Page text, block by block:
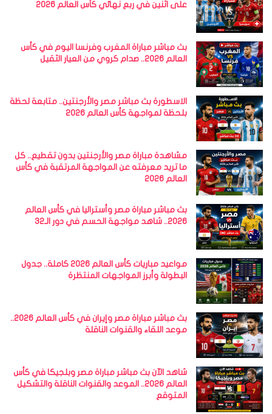
على اثنين في ربع نهائي كأس العالم 2026
بث مباشر مباراة المغرب وفرنسا اليوم في كأس
العالم 2026.. صدام كروي من العيار الثقيل
الاسطورة بث مباشر مصر والأرجنتين.. متابعة لحظة
بلحظة لمواجهة كأس العالم 2026
مشاهدة مباراة مصر والأرجنتين بدون تقطيع.. كل
ما تريد معرفته عن المواجهة المرتقبة في كأس
العالم 2026
بث مباشر مباراة مصر وأستراليا في كأس العالم
2026.. شاهد مواجهة الحسم في دور الـ32
مواعيد مباريات كأس العالم 2026 كاملة.. جدول
البطولة وأبرز المواجهات المنتظرة
بث مباشر مباراة مصر وإيران في كأس العالم 2026..
موعد اللقاء والقنوات الناقلة
شاهد الآن بث مباشر مباراة مصر وبلجيكا في كأس
العالم 2026.. الموعد والقنوات الناقلة والتشكيل
المتوقع